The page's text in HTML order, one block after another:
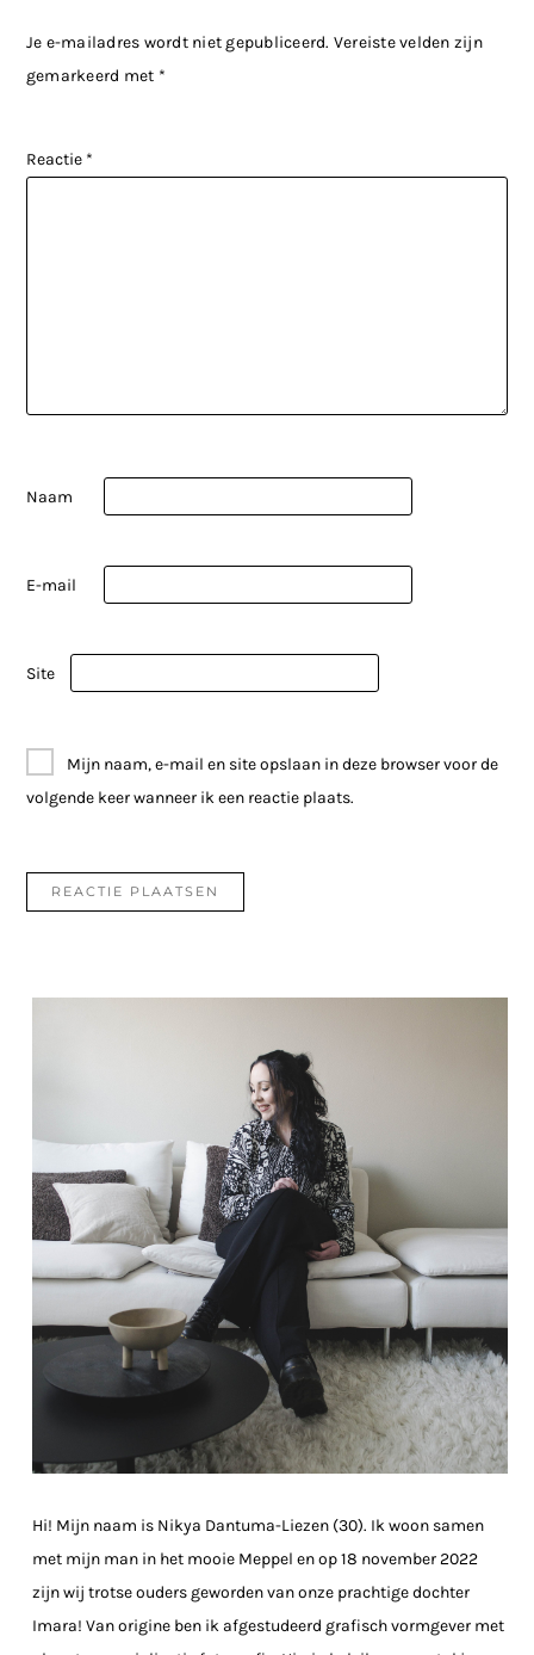
Je e-mailadres wordt niet gepubliceerd. Vereiste velden zijn
gemarkeerd met *
Reactie *
Naam
E-mail
Site
Mijn naam, e-mail en site opslaan in deze browser voor de
volgende keer wanneer ik een reactie plaats.
Hi! Mijn naam is Nikya Dantuma-Liezen (30). Ik woon samen
met mijn man in het mooie Meppel en op 18 november 2022
zijn wij trotse ouders geworden van onze prachtige dochter
Imara! Van origine ben ik afgestudeerd grafisch vormgever met